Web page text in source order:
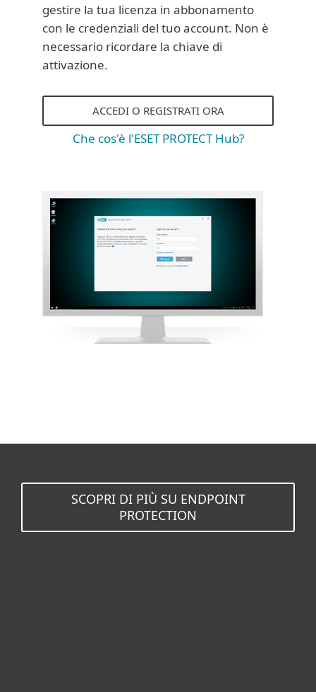
gestire la tua licenza in abbonamento
con le credenziali del tuo account. Non è
necessario ricordare la chiave di
attivazione.
ACCEDI O REGISTRATI ORA
Che cos'è l'ESET PROTECT Hub?
SCOPRI DI PIÙ SU ENDPOINT
PROTECTION